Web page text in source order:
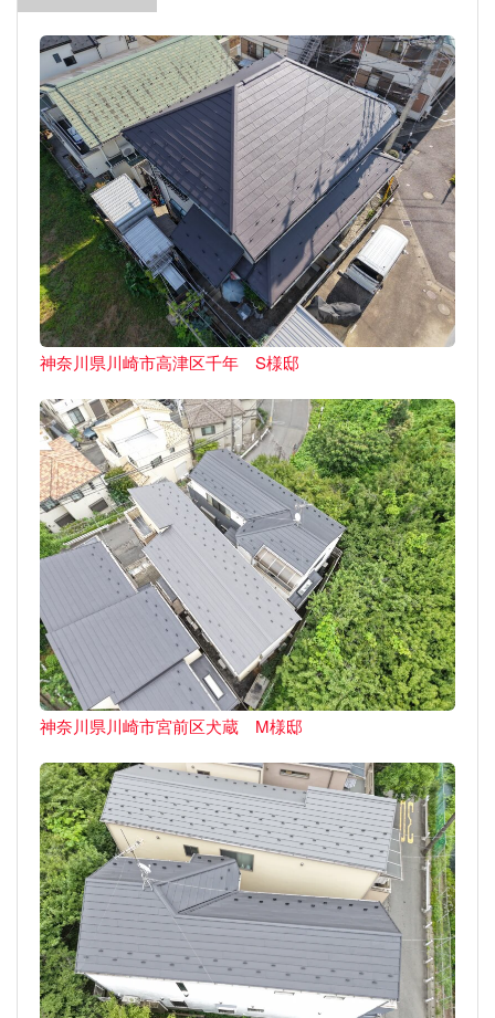
神奈川県川崎市高津区千年 S様邸
神奈川県川崎市宮前区犬蔵 M様邸